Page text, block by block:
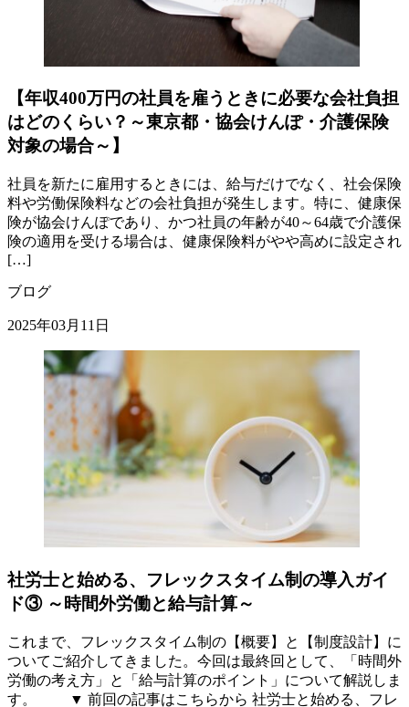
【年収400万円の社員を雇うときに必要な会社負担
はどのくらい？～東京都・協会けんぽ・介護保険
対象の場合～】
社員を新たに雇用するときには、給与だけでなく、社会保険
料や労働保険料などの会社負担が発生します。特に、健康保
険が協会けんぽであり、かつ社員の年齢が40～64歳で介護保
険の適用を受ける場合は、健康保険料がやや高めに設定され
[…]
ブログ
2025年03月11日
社労士と始める、フレックスタイム制の導入ガイ
ド③ ～時間外労働と給与計算～
これまで、フレックスタイム制の【概要】と【制度設計】に
ついてご紹介してきました。今回は最終回として、「時間外
労働の考え方」と「給与計算のポイント」について解説しま
す。 ▼ 前回の記事はこちらから 社労士と始める、フレ